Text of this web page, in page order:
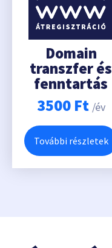
Domain
transzfer és
fenntartás
3500 Ft /év
További részletek